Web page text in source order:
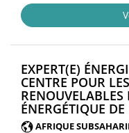
EXPERT(E)
CENTRE POUR
RENOUVELABLES
ÉNERGÉTIQUE
AFRIQUE